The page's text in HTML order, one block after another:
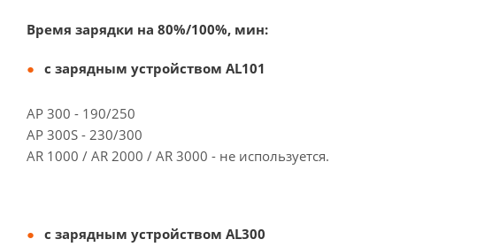
Время зарядки на 80%/100%, мин:
с зарядным устройством AL101
АP 300 - 190/250
АP 300S - 230/300
АR 1000 / АR 2000 / АR 3000 - не используется.
с зарядным устройством AL300